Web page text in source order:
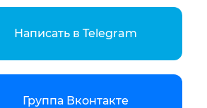
Написать в Telegram
Группа Вконтакте